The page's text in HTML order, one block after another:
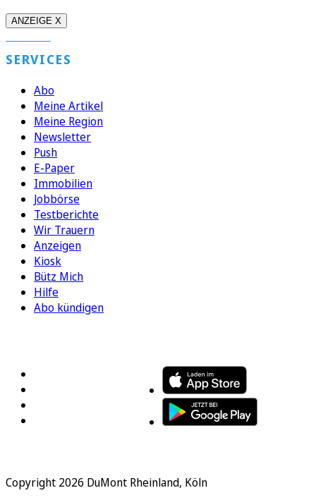
ANZEIGE X
SERVICES
Abo
Meine Artikel
Meine Region
Newsletter
Push
E-Paper
Immobilien
Jobbörse
Testberichte
Wir Trauern
Anzeigen
Kiosk
Bütz Mich
Hilfe
Abo kündigen
Copyright 2026 DuMont Rheinland, Köln